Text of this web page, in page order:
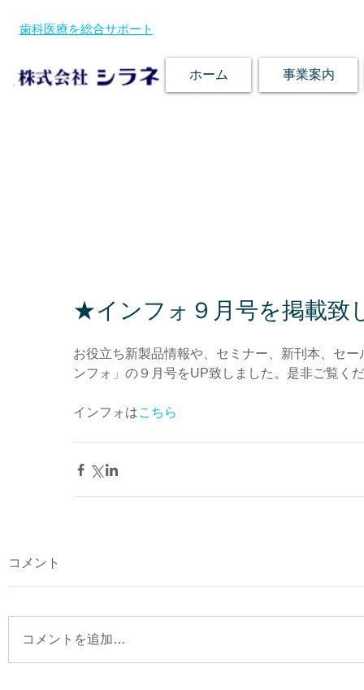
歯科医療を総合サポート
ホーム 事業案内
★インフォ９月号を掲載致
お役立ち新製品情報や、セミナー、新刊本、セ
ンフォ」の９月号をUP致しました。是非ご覧く
インフォはこちら
コメント
コメントを追加…